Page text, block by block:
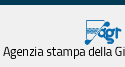
Agenzia stampa della